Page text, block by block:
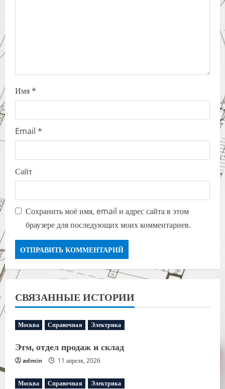
Имя*
Email *
Сайт
Сохранить моё имя, email и адрес сайта в этом
браузере для последующих моих комментариев.
СВЯЗАННЫЕ ИСТОРИИ
Москва Справочная Электрика
Этм, отдел продаж и склад
admin 11 апреля, 2026
Москва Справочная Электрика